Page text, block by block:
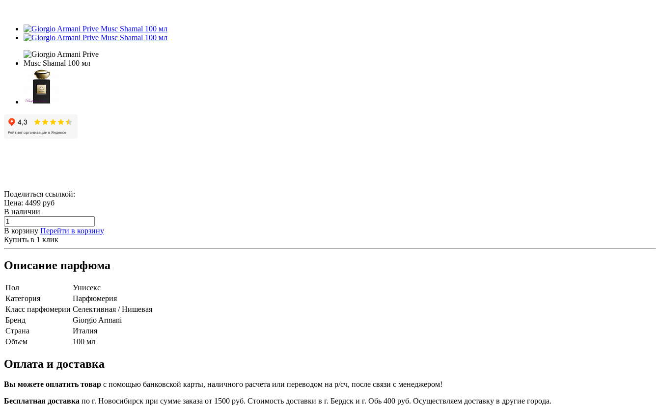
Поделиться ссылкой:
Цена: 4499 руб
В наличии
В корзину Перейти в корзину
Купить в 1 клик
Описание парфюма
Пол
Унисекс
Категория
Парфюмерия
Класс парфюмерии Селективная / Нишевая
Бренд
Giorgio Armani
Страна
Италия
Объем
100 мл
Оплата и доставка
Вы можете оплатить товар с помощью банковской карты, наличного расчета или переводом на р/сч, после связи с менеджером!
Бесплатная доставка по г. Новосибирск при сумме заказа от 1500 руб. Стоимость доставки в г. Бердск и г. Обь 400 руб. Осуществляем доставку в другие города.